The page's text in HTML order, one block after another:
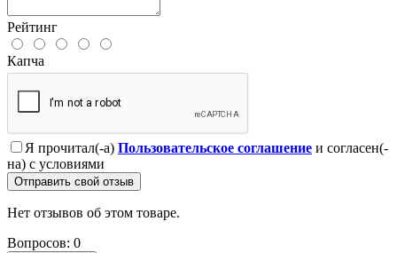
Рейтинг
Капча
Я прочитал(-а) Пользовательское соглашение и согласен(-
на) с условиями
Отправить свой отзыв
Нет отзывов об этом товаре.
Вопросов: 0